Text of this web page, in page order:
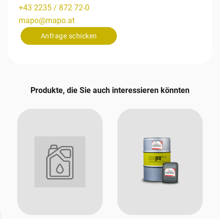
+43 2235 / 872 72-0
mapo@mapo.at
Anfrage schicken
Produkte, die Sie auch interessieren könnten